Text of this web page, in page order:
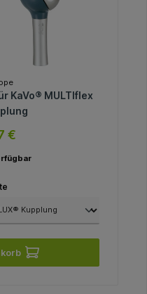
KaVo® MULTIflex
€